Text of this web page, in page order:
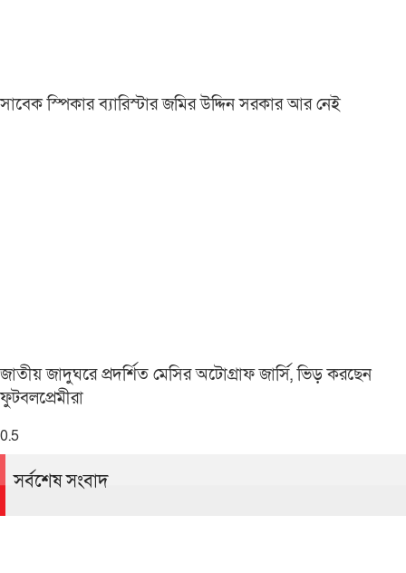
সাবেক স্পিকার ব্যারিস্টার জমির উদ্দিন সরকার আর নেই
জাতীয় জাদুঘরে প্রদর্শিত মেসির অটোগ্রাফ জার্সি, ভিড় করছেন
ফুটবলপ্রেমীরা
সর্বশেষ সংবাদ